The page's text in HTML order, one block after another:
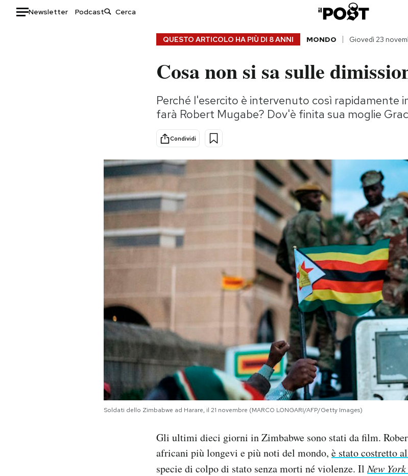
Newsletter Podcast
Consumismi
Storie/Idee
Ok Boomer!
Media
Europa
Altrecose
Mondiali calcio 2026
QUESTO ARTICOLO HA PIÙ DI 8 ANNI MONDO Giovedì 23
Cosa non si sa sulle
Perché l'esercito è intervenuto così rapidamente
farà Robert Mugabe? Dov'è finita sua moglie
Condividi
Soldati dello Zimbabwe ad Harare, il 21 novembre (MARCO LONGARI/AFP/Getty Images)
Gli ultimi dieci giorni in Zimbabwe sono stati da film.
africani più longevi e più noti del mondo, è stato costretto
specie di colpo di stato senza morti né violenze. IlNew